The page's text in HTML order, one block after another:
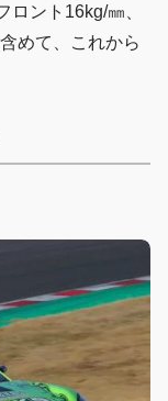
ント16kg/㎜、
めて、これから